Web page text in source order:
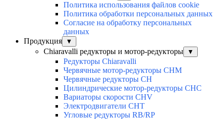
Политика использования файлов cookie
Политика обработки персональных данных
Согласие на обработку персональных
данных
Продукция
▼
Chiaravalli редукторы и мотор-редукторы ▼
Редукторы Chiaravalli
Червячные мотор-редукторы CHM
Червячные редукторы CH
Цилиндрические мотор-редукторы CHC
Вариаторы скорости CHV
Электродвигатели CHT
Угловые редукторы RB/RP